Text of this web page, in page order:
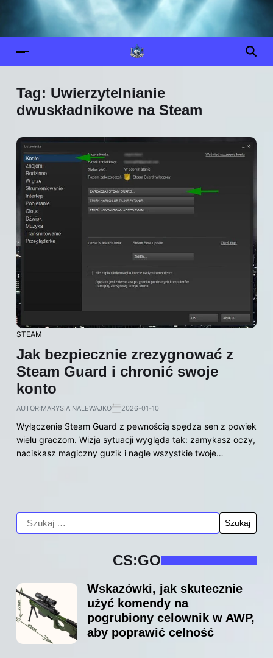
Tag: Uwierzytelnianie
dwuskładnikowe na Steam
STEAM
Jak bezpiecznie zrezygnować z
Steam Guard i chronić swoje
konto
AUTOR:MARYSIA NALEWAJKO 2026-01-10
Wyłączenie Steam Guard z pewnością spędza sen z powiek
wielu graczom. Wizja sytuacji wygląda tak: zamykasz oczy,
naciskasz magiczny guzik i nagle wszystkie twoje…
CS:GO
Wskazówki, jak skutecznie
użyć komendy na
pogrubiony celownik w AWP,
aby poprawić celność